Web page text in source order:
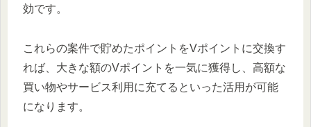
効です。
これらの案件で貯めたポイントをVポイントに交換す
れば、大きな額のVポイントを一気に獲得し、高額な
買い物やサービス利用に充てるといった活用が可能
になります。